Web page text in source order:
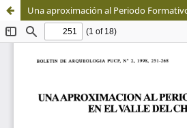
Una aproximación al Periodo